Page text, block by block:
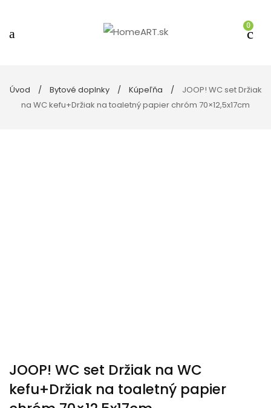
0
Úvod Bytové doplnky Kúpeľňa
JOOP! WC set Držiak
na WC kefu+Držiak na toaletný papier chróm 70×12,5x17cm
JOOP! WC set Držiak na WC
kefu+Držiak na toaletný papier